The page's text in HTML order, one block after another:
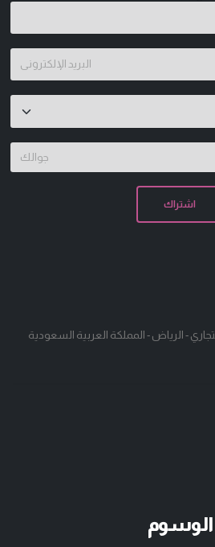
- الرياض - المملكة العربية السعودية
الوسوم